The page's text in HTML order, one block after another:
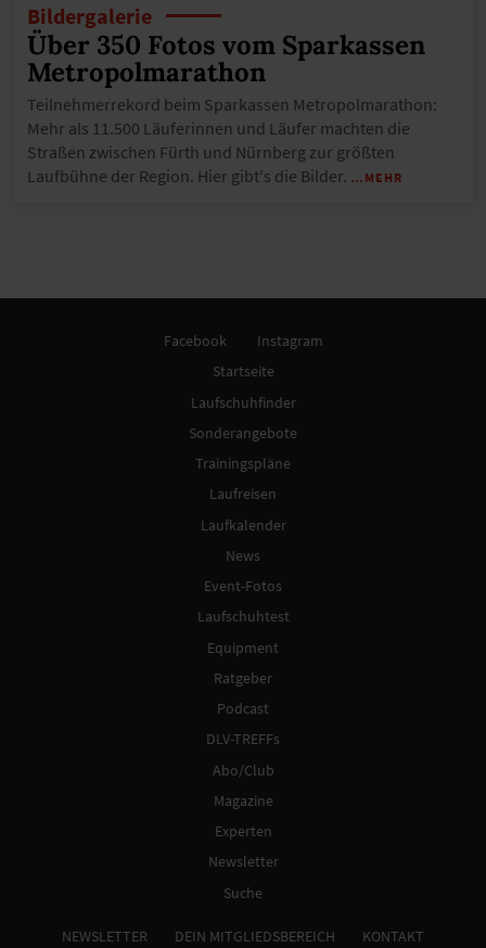
Bildergalerie
Über 350 Fotos vom Sparkassen
Metropolmarathon
Teilnehmerrekord beim Sparkassen Metropolmarathon:
Mehr als 11.500 Läuferinnen und Läufer machten die
Straßen zwischen Fürth und Nürnberg zur größten
Laufbühne der Region. Hier gibt's die Bilder. …MEHR
Facebook
Instagram
Startseite
Laufschuhfinder
Sonderangebote
Trainingspläne
Laufreisen
Laufkalender
News
Event-Fotos
Laufschuhtest
Equipment
Ratgeber
Podcast
DLV-TREFFs
Abo/Club
Magazine
Experten
Newsletter
Suche
NEWSLETTER DEIN MITGLIEDSBEREICH KONTAKT